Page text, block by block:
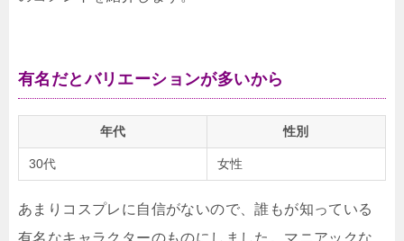
有名だとバリエーションが多いから
年代 性別
30代 女性
あまりコスプレに自信がないので、誰もが知っている